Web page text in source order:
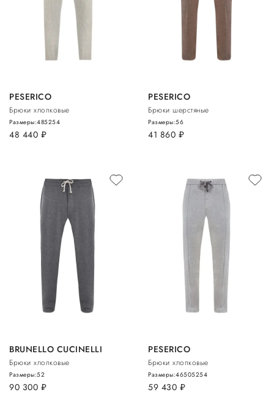
PESERICO
Брюки хлопковые
48 440 руб.
Размеры:485254
PESERICO
Брюки шерстяные
41 860 руб.
Размеры:56
BRUNELLO CUCINELLI
Брюки хлопковые
90 300 руб.
Размеры:52
PESERICO
Брюки хлопковые
59 430 руб.
Размеры:46505254